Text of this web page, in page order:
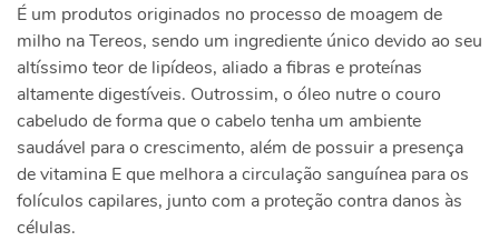
É um produtos originados no processo de moagem de
milho na Tereos, sendo um ingrediente único devido ao seu
altíssimo teor de lipídeos, aliado a fibras e proteínas
altamente digestíveis. Outrossim, o óleo nutre o couro
cabeludo de forma que o cabelo tenha um ambiente
saudável para o crescimento, além de possuir a presença
de vitamina E que melhora a circulação sanguínea para os
folículos capilares, junto com a proteção contra danos às
células.